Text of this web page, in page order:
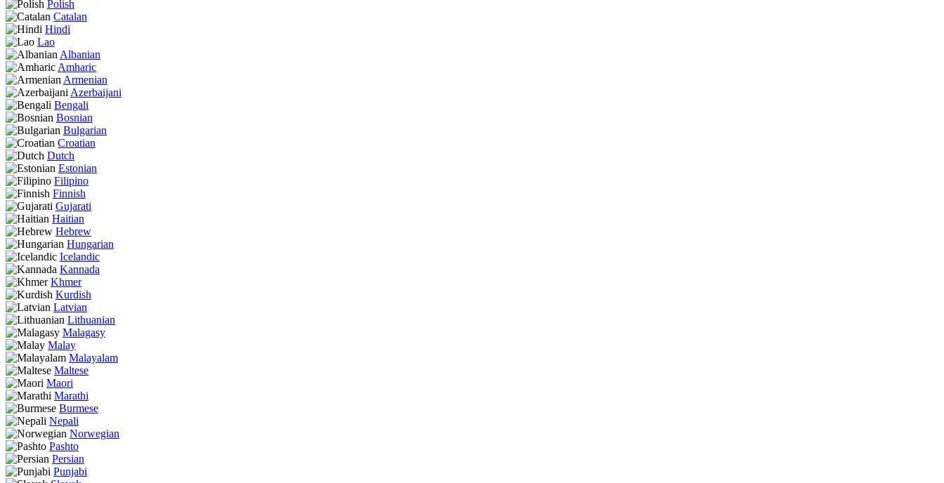
Polish
Catalan
Hindi
Lao
Albanian
Amharic
Armenian
Azerbaijani
Bengali
Bosnian
Bulgarian
Croatian
Dutch
Estonian
Filipino
Finnish
Gujarati
Haitian
Hebrew
Hungarian
Icelandic
Kannada
Khmer
Kurdish
Latvian
Lithuanian
Malagasy
Malay
Malayalam
Maltese
Maori
Marathi
Burmese
Nepali
Norwegian
Pashto
Persian
Punjabi